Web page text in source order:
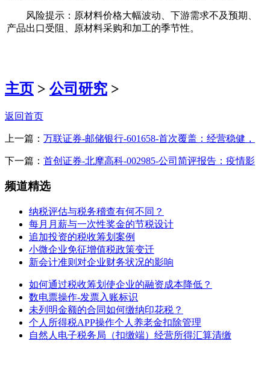
风险提示：原材料价格大幅波动、下游需求不及预期、
产品出口受阻、原材料采购和加工的季节性。
主页 > 公司研究 >
返回首页
上一篇： 万联证券-邮储银行-601658-首次覆盖：经营稳健，
下一篇： 首创证券-北摩高科-002985-公司简评报告：疫情影
频道精选
纳税评估与税务稽查有何不同？
每月月薪与一次性奖金的节税设计
追加投资的税收筹划案例
小微企业免征增值税政策变迁
新会计准则对企业财务状况的影响
如何通过税收筹划使企业的融资成本降低？
数电票操作-发票入账标识
未列明金额的合同如何缴纳印花税？
个人所得税APP操作个人养老金扣除管理
自然人电子税务局（扣缴端）经营所得汇算清缴